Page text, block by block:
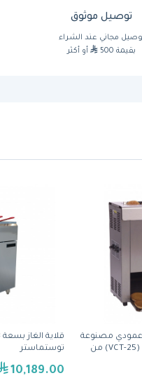
توصيل موثوق
مجاني عند الشراء
بقيمة 500
أو أكثر
توستماستر
10,189.00
مصنوعة
من الفولاذ المقاوم للصدأ (VCT-25) من